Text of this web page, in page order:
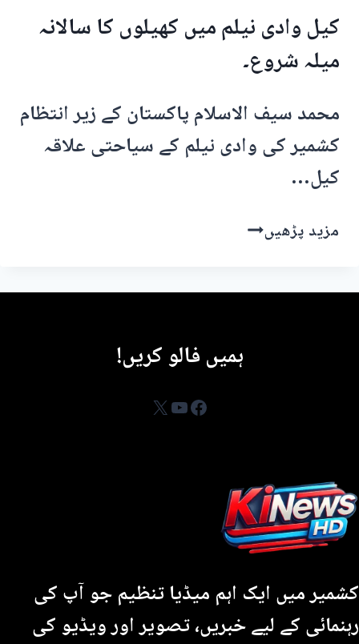
کیل وادی نیلم میں کھیلوں کا سالانہ
میلہ شروع۔
محمد سیف الاسلام پاکستان کے زیر انتظام
کشمیر کی وادی نیلم کے سیاحتی علاقہ
کیل…
مزید پڑھیںکیل
ہمیں فالو کریں!
Facebook
YouTube
X
کشمیر میں ایک اہم میڈیا تنظیم جو آپ کی
رہنمائی کے لیے خبریں، تصویر اور ویڈیو کی